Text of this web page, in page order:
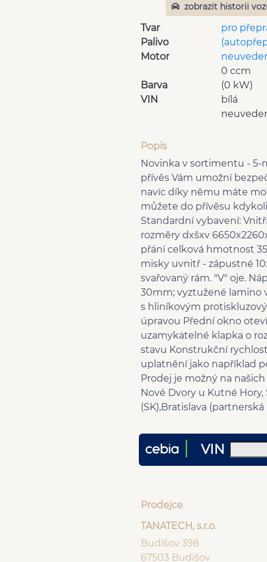
zobrazit historii
Tvar
pro
Palivo
Motor
0 ccm
(0 kW)
Barva
bílá
VIN
Popis
Novinka v sortimentu - 5-
přívěs Vám umožní
navíc díky němu máte
můžete do přívěsu
Standardní vybavení:
rozměry dxšxv
přání celková hmotnost
misky uvnitř - zápustné
svařovaný rám. "V" oje.
30mm; vyztužené lamino
s hliníkovým
úpravou Přední okno
uzamykatelné klapka o
stavu Konstrukční
uplatnění jako například
Prodej je možný na
Nové Dvory u Kutné Hory,
(SK),Bratislava (partnerská
VIN
Prodejce
TANATECH, s.r.o.
Budišov 398
67503 Budišov